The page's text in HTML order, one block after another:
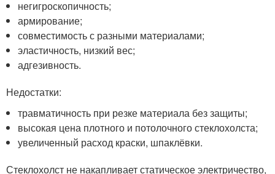
негигроскопичность;
армирование;
совместимость с разными материалами;
эластичность, низкий вес;
адгезивность.
Недостатки:
травматичность при резке материала без защиты;
высокая цена плотного и потолочного стеклохолста;
увеличенный расход краски, шпаклёвки.
Стеклохолст не накапливает статическое электричество,